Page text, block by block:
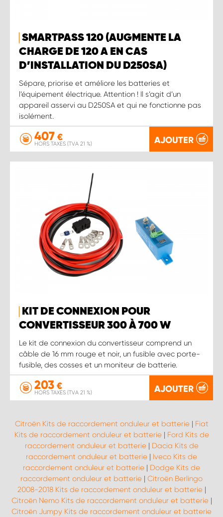
SMARTPASS 120 (AUGMENTE LA
CHARGE DE 120 A EN CAS
D’INSTALLATION DU D250SA)
Sépare, priorise et améliore les batteries et
l’équipement électrique. Attention ! Il s’agit d’un
appareil asservi au D250SA et qui ne fonctionne pas
isolément.
407 €
HORS TAXES (TVA 21 %) AJOUTER
KIT DE CONNEXION POUR
CONVERTISSEUR 300 À 700 W
Le kit de connexion du convertisseur comprend un
câble de 16 mm rouge et noir, un fusible avec porte-
fusible, des cosses et un moniteur de batterie.
203 €
HORS TAXES (TVA 21 %) AJOUTER
Citroën Kits de raccordement onduleur et batterie| Fiat
Kits de raccordement onduleur et batterie| Ford Kits de
raccordement onduleur et batterie| Dacia Kits de
raccordement onduleur et batterie | Iveco Kits de
raccordement onduleur et batterie | Dodge Kits de
raccordement onduleur et batterie | Citroën Berlingo
2008-2018 Kits de raccordement onduleur et batterie|
Citroën Nemo Kits de raccordement onduleur et batterie|
Citroën Jumpy Kits de raccordement onduleur et batterie